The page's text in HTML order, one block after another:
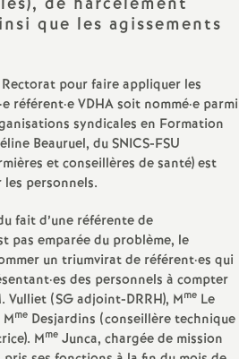
E
s
e
g
n
e
que les agissements
pour faire appliquer les
·e référent·e VDHA soit nommé·e parmi
syndicales en Formation
Beauruel, du SNICS-FSU
et conseillères de santé) est
personnels.
fait d’une référente de
pas emparée du problème, le
un triumvirat de référent·es qui
·es des personnels à compter
Vulliet (SG adjoint-DRRH), Mme Le
me Desjardins (conseillère technique
Mme Junca, chargée de mission